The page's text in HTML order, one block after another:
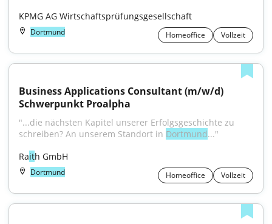
KPMG AG Wirtschaftsprüfungsgesellschaft
Dortmund Homeoffice Vollzeit
Business Applications Consultant (m/w/d)
Schwerpunkt Proalpha
"...die nächsten Kapitel unserer Erfolgsgeschichte zu
schreiben? An unserem Standort in Dortmund..."
Raith GmbH
Dortmund Homeoffice Vollzeit